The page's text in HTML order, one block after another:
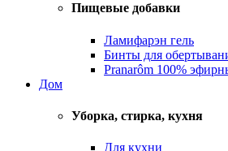
Пищевые добавки
Ламифарэн гель
Бинты для
Pranarôm 100%
Дом
Уборка, стирка, кухня
Для кухни